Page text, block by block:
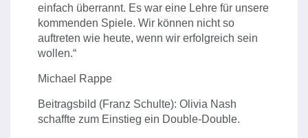
einfach überrannt. Es war eine Lehre für unsere
kommenden Spiele. Wir können nicht so
auftreten wie heute, wenn wir erfolgreich sein
wollen.“
Michael Rappe
Beitragsbild (Franz Schulte): Olivia Nash
schaffte zum Einstieg ein Double-Double.